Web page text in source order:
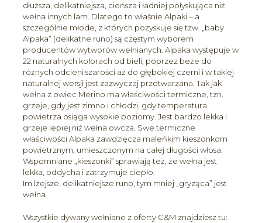
dłuższa, delikatniejsza, cieńsza i ładniej połyskująca niż
wełna innych lam. Dlatego to właśnie Alpaki – a
szczególnie młode, z których pozyskuje się tzw. „baby
Alpaka” (delikatne runo) są częstym wyborem
producentów wytworów wełnianych. Alpaka występuje w
22 naturalnych kolorach od bieli, poprzez beże do
różnych odcieni szarości aż do głębokiej czerni i w takiej
naturalnej wersji jest zazwyczaj przetwarzana. Tak jak
wełna z owiec Merino ma właściwości termiczne, tzn.
grzeje, gdy jest zimno i chłodzi, gdy temperatura
powietrza osiąga wysokie poziomy. Jest bardzo lekka i
grzeje lepiej niż wełna owcza. Swe termiczne
właściwości Alpaka zawdzięcza maleńkim kieszonkom
powietrznym, umieszczonym na całej długości włosa.
Wspomniane „kieszonki” sprawiają też, że wełna jest
lekka, oddycha i zatrzymuje ciepło.
Im lżejsze, delikatniejsze runo, tym mniej „gryząca” jest
wełna
Wszystkie dywany wełniane z oferty C&M znajdziesz tu: